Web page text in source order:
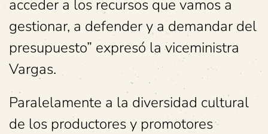
acceder a los recursos que vamos a
gestionar, a defender y a demandar del
presupuesto” expresó la viceministra
Vargas.
Paralelamente a la diversidad cultural
de los productores y promotores